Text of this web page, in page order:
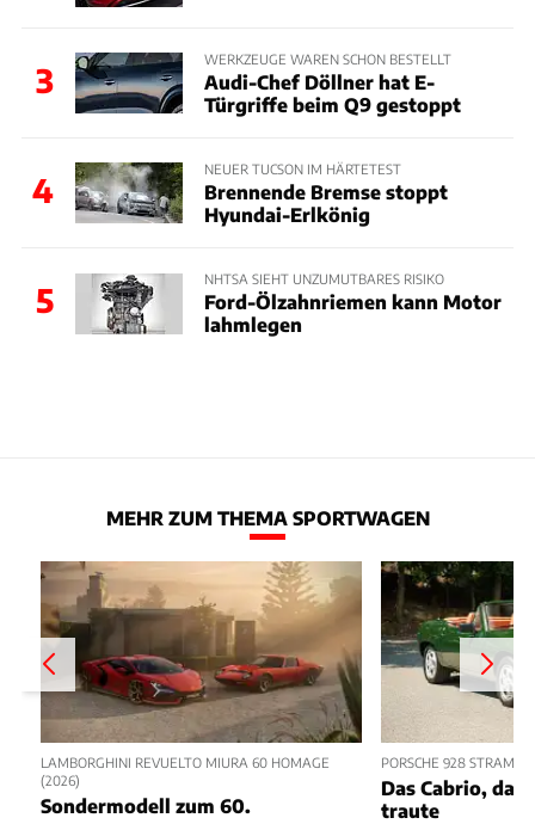
3
WERKZEUGE WAREN SCHON BESTELLT
Audi-Chef Döllner hat E-
Türgriffe beim Q9 gestoppt
4
NEUER TUCSON IM HÄRTETEST
Brennende Bremse stoppt
Hyundai-Erlkönig
5
NHTSA SIEHT UNZUMUTBARES RISIKO
Ford-Ölzahnriemen kann Motor
lahmlegen
MEHR ZUM THEMA SPORTWAGEN
LAMBORGHINI REVUELTO MIURA 60 HOMAGE
(2026)
Sondermodell zum 60.
PORSCHE 928
Das Cabrio,
traute